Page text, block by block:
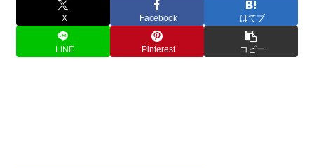
X Facebook はてブ
LINE Pinterest コピー